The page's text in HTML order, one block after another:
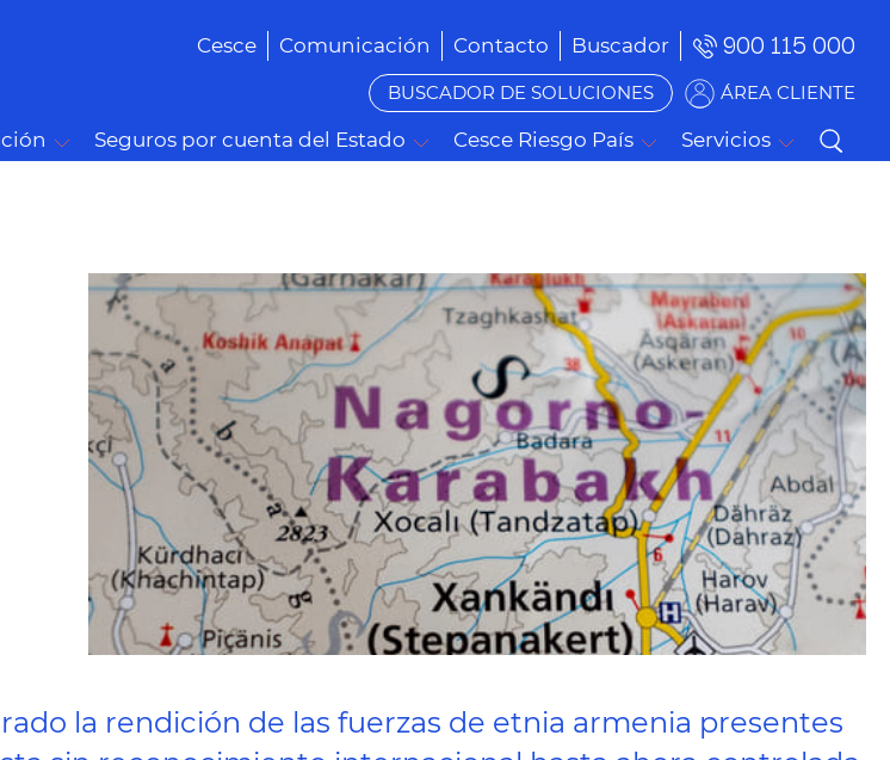
Cesce Comunicación Contacto Buscador 900 115 000
BUSCADOR DE SOLUCIONES ÁREA CLIENTE
Seguros por cuenta del Estado Cesce Riesgo País Servicios
la rendición de las fuerzas de etnia armenia presentes